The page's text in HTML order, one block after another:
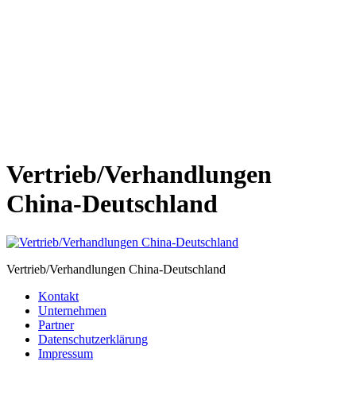
Vertrieb/Verhandlungen
China-Deutschland
Vertrieb/Verhandlungen China-Deutschland
Kontakt
Unternehmen
Partner
Datenschutzerklärung
Impressum